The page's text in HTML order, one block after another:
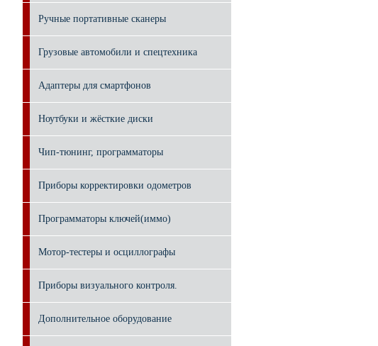
Ручные портативные сканеры
Грузовые автомобили и спецтехника
Адаптеры для смартфонов
Ноутбуки и жёсткие диски
Чип-тюнинг, программаторы
Приборы корректировки одометров
Программаторы ключей(иммо)
Мотор-тестеры и осциллографы
Приборы визуального контроля.
Дополнительное оборудование